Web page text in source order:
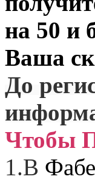
на 50 и
Ваша
До
Чтобы
1.В